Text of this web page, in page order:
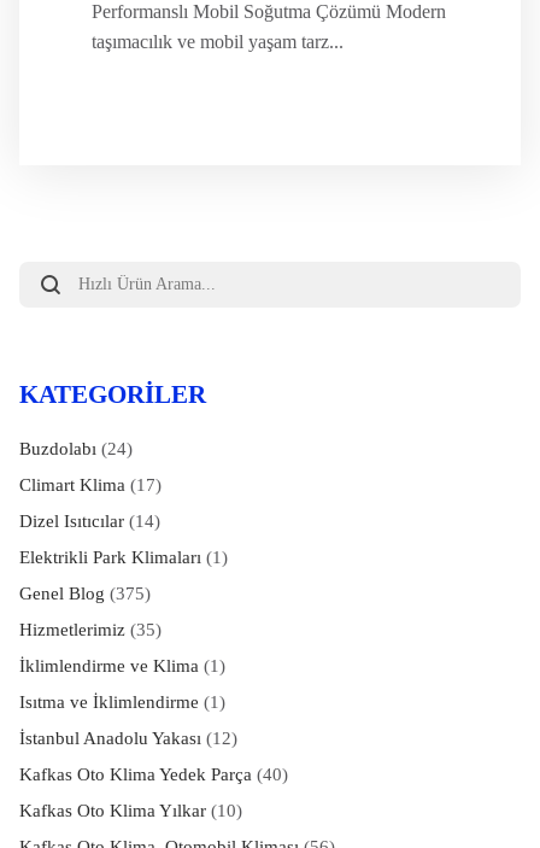
Performanslı Mobil Soğutma Çözümü Modern
taşımacılık ve mobil yaşam tarz...
search
KATEGORILER
Buzdolabı (24)
Climart Klima (17)
Dizel Isıtıcılar(14)
Elektrikli Park Klimaları (1)
Genel Blog (375)
Hizmetlerimiz(35)
İklimlendirme ve Klima (1)
Isıtma ve İklimlendirme (1)
İstanbul Anadolu Yakası (12)
Kafkas Oto Klima Yedek Parça (40)
Kafkas Oto Klima Yılkar(10)